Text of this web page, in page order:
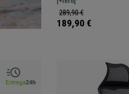
289,90 €
189,90 €